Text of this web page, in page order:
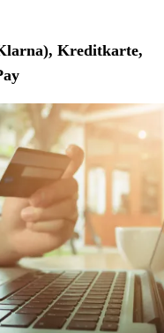
Kreditkarte,